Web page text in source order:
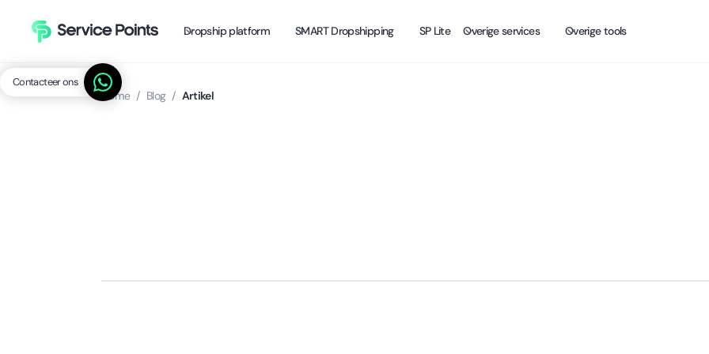
Dropship platform SMART Dropshipping SP Lite Overige services Overige tools
Contacteer ons
Home / Blog / Artikel